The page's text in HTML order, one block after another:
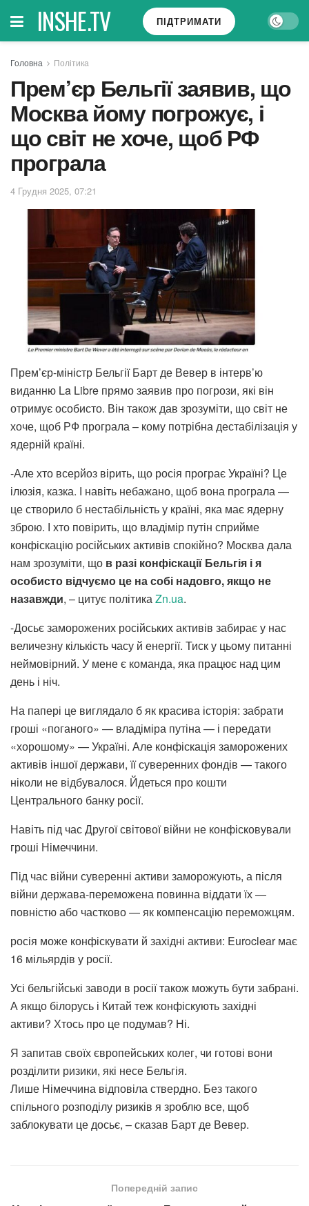
INSHE.TV ПІДТРИМАТИ
Головна Політика
Прем’єр Бельгії заявив, що
Москва йому погрожує, і
що світ не хоче, щоб РФ
програла
4 Грудня 2025, 07:21
Прем’єр-міністр Бельгії Барт де Вевер в інтерв’ю
виданню La Libre прямо заявив про погрози, які він
отримує особисто. Він також дав зрозуміти, що світ не
хоче, щоб РФ програла – кому потрібна дестабілізація у
ядерній країні.
-Але хто всерйоз вірить, що росія програє Україні? Це
ілюзія, казка. І навіть небажано, щоб вона програла —
це створило б нестабільність у країні, яка має ядерну
зброю. І хто повірить, що владімір путін сприйме
конфіскацію російських активів спокійно? Москва дала
нам зрозуміти, що в разі конфіскації Бельгія і я
особисто відчуємо це на собі надовго, якщо не
назавжди, – цитує політикаZn.ua.
-Досьє заморожених російських активів забирає у нас
величезну кількість часу й енергії. Тиск у цьому питанні
неймовірний. У мене є команда, яка працює над цим
день і ніч.
На папері це виглядало б як красива історія: забрати
гроші «поганого» — владіміра путіна — і передати
«хорошому» — Україні. Але конфіскація заморожених
активів іншої держави, її суверенних фондів — такого
ніколи не відбувалося. Йдеться про кошти
Центрального банку росії.
Навіть під час Другої світової війни не конфісковували
гроші Німеччини.
Під час війни суверенні активи заморожують, а після
війни держава-переможена повинна віддати їх —
повністю або частково — як компенсацію переможцям.
росія може конфіскувати й західні активи: Euroclear має
16 мільярдів у росії.
Усі бельгійські заводи в росії також можуть бути забрані.
А якщо білорусь і Китай теж конфіскують західні
активи? Хтось про це подумав? Ні.
Я запитав своїх європейських колег, чи готові вони
розділити ризики, які несе Бельгія.
Лише Німеччина відповіла ствердно. Без такого
спільного розподілу ризиків я зроблю все, щоб
заблокувати це досьє, – сказав Барт де Вевер.
Попередній запис